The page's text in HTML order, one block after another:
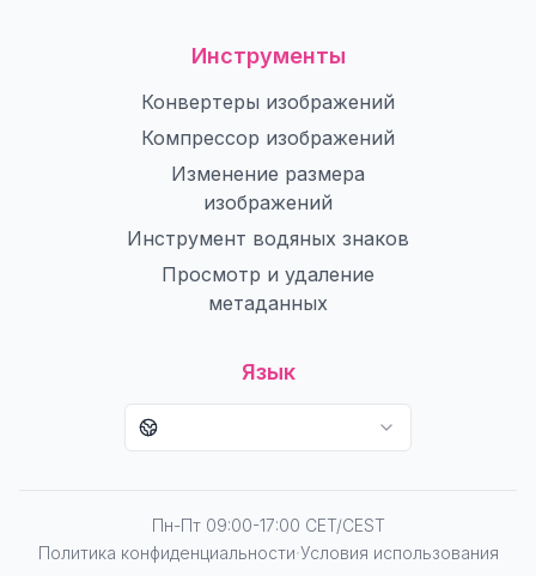
Инструменты
Конвертеры изображений
Компрессор изображений
Изменение размера
изображений
Инструмент водяных знаков
Просмотр и удаление
метаданных
Язык
Пн-Пт 09:00-17:00 CET/CEST
Политика конфиденциальности·Условия использования